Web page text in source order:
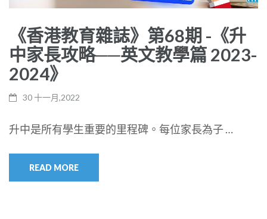
《香港教育雜誌》第68期 -《升
中家長攻略──英文教學篇 2023-
2024》
30 十一月,2022
升中是所有學生重要的里程碑。每位家長為子 …
READ MORE